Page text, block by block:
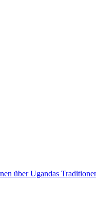
über Ugandas